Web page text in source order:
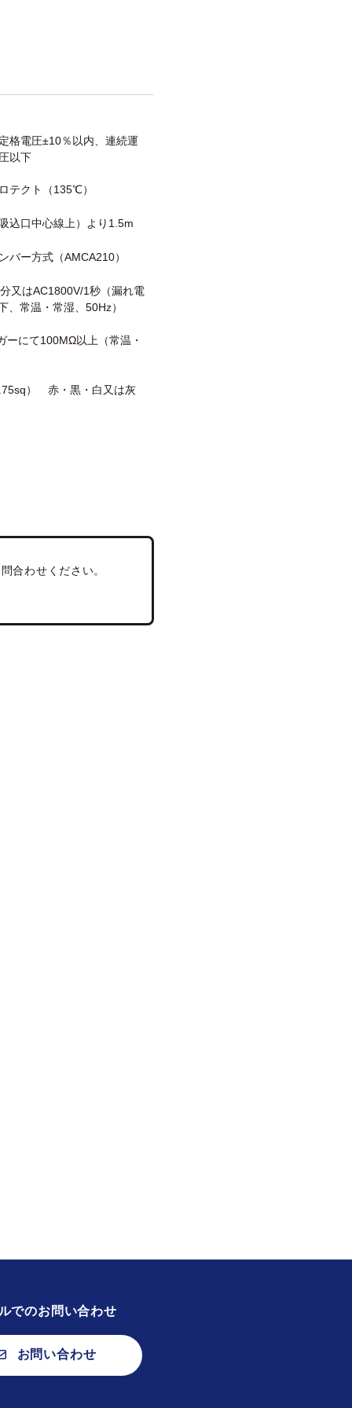
格電圧±10％以内、連続運
以下
テクト（135℃）
込口中心線上）より1.5m
バー方式（AMCA210）
又はAC1800V/1秒（漏れ電
、常温・常湿、50Hz）
ーにて100MΩ以上（常温・
） 赤・黒・白又は灰
わせください。
でのお問い合わせ
お問い合わせ